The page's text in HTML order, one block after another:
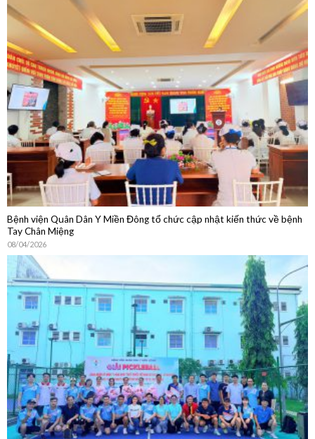
Rộn ràng tiếng cười 1/6: Bệnh viện Quân Dân Y Miền Đông
mang niềm vui đến cho các cháu thiếu nhi
Bệnh viện Quân Dân Y Miền Đông tổ chức cập nhật kiến thức về bệnh
Tay Chân Miệng
08/04/2026